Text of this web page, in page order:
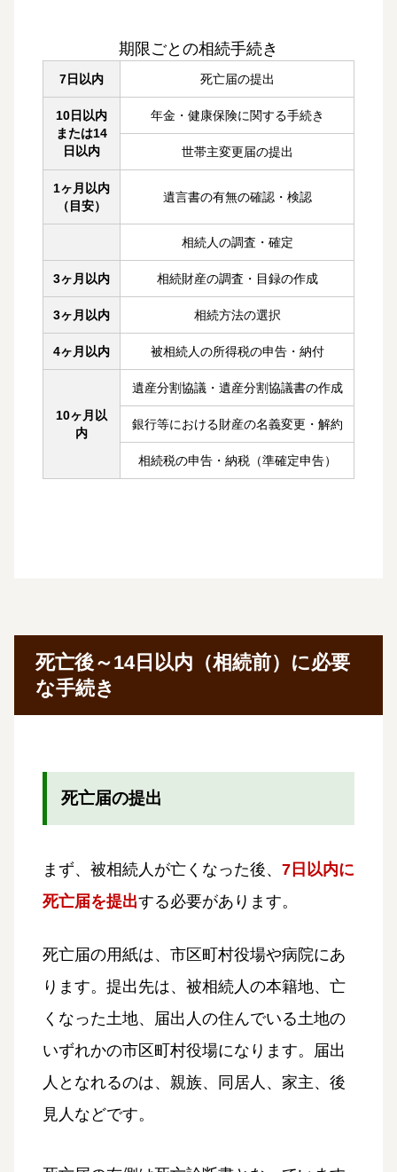
期限ごとの相続手続き
7日以内 死亡届の提出
10日以内
または14
日以内
年金・健康保険に関する手続き
世帯主変更届の提出
1ヶ月以内
（目安）
遺言書の有無の確認・検認
相続人の調査・確定
3ヶ月以内 相続財産の調査・目録の作成
3ヶ月以内 相続方法の選択
4ヶ月以内 被相続人の所得税の申告・納付
10ヶ月以
内
遺産分割協議・遺産分割協議書の作成
銀行等における財産の名義変更・解約
相続税の申告・納税（準確定申告）
死亡後～14日以内（相続前）に必要
な手続き
死亡届の提出
まず、被相続人が亡くなった後、 7日以内に
死亡届を提出する必要があります。
死亡届の用紙は、市区町村役場や病院にあ
ります。提出先は、被相続人の本籍地、亡
くなった土地、届出人の住んでいる土地の
いずれかの市区町村役場になります。届出
人となれるのは、親族、同居人、家主、後
見人などです。